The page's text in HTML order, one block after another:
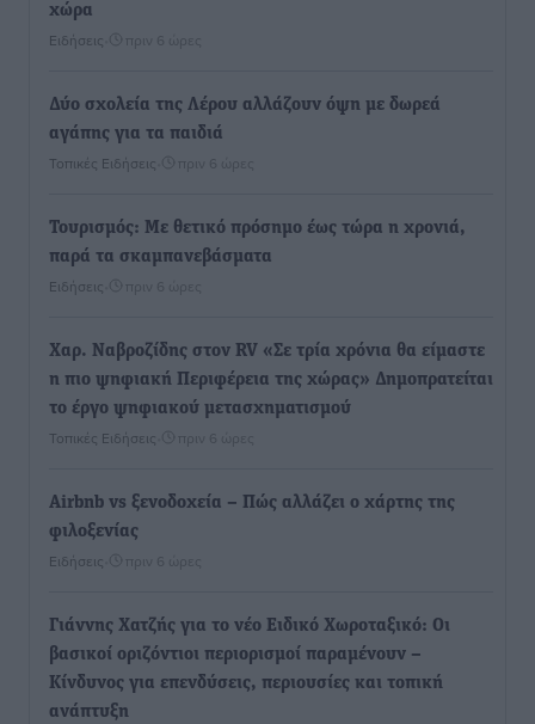
χώρα
Ειδήσεις πριν 6 ώρες
Δύο σχολεία της Λέρου αλλάζουν όψη με δωρεά
αγάπης για τα παιδιά
Τοπικές Ειδήσεις πριν 6 ώρες
Τουρισμός: Με θετικό πρόσημο έως τώρα η χρονιά,
παρά τα σκαμπανεβάσματα
Ειδήσεις πριν 6 ώρες
Χαρ. Ναβροζίδης στον RV «Σε τρία χρόνια θα είμαστε
η πιο ψηφιακή Περιφέρεια της χώρας» Δημοπρατείται
το έργο ψηφιακού μετασχηματισμού
Τοπικές Ειδήσεις πριν 6 ώρες
Airbnb vs ξενοδοχεία – Πώς αλλάζει ο χάρτης της
φιλοξενίας
Ειδήσεις πριν 6 ώρες
Γιάννης Χατζής για το νέο Ειδικό Χωροταξικό: Οι
βασικοί οριζόντιοι περιορισμοί παραμένουν –
Κίνδυνος για επενδύσεις, περιουσίες και τοπική
ανάπτυξη